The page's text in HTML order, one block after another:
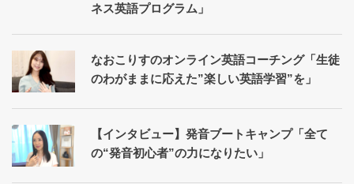
ネス英語プログラム」
なおこりすのオンライン英語コーチング「生徒
のわがままに応えた”楽しい英語学習”を」
【インタビュー】発音ブートキャンプ「全て
の“発音初心者”の力になりたい」